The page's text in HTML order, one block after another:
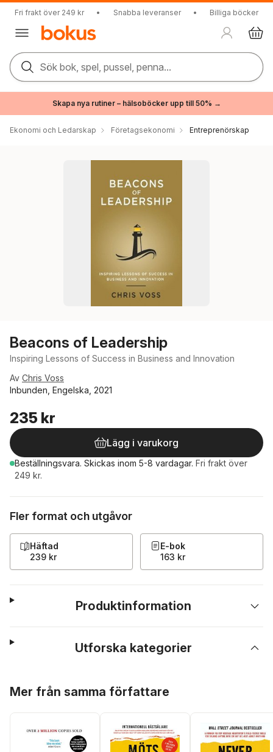
Fri frakt över 249 kr • Snabba leveranser • Billiga böcker
Sök bok, spel, pussel, penna...
Skapa nya rutiner – hälsoböcker upp till 50% →
Ekonomi och Ledarskap Företagsekonomi Entreprenörskap
Beacons of Leadership
Inspiring Lessons of Success in Business and Innovation
Av Chris Voss
Inbunden, Engelska, 2021
235 kr
Lägg i varukorg
Beställningsvara. Skickas inom 5-8 vardagar. Fri frakt över
249 kr.
Fler format och utgåvor
Häftad
239 kr
E-bok
163 kr
Produktinformation
Utforska kategorier
Mer från samma författare